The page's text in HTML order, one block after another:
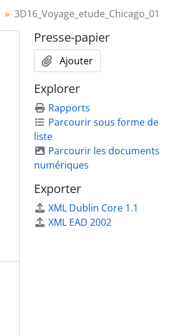
3D16_Voyage_etude_Chicago_01
Presse-papier
Ajouter
Explorer
Rapports
Parcourir sous forme de
liste
Parcourir les documents
numériques
Exporter
XML Dublin Core 1.1
XML EAD 2002